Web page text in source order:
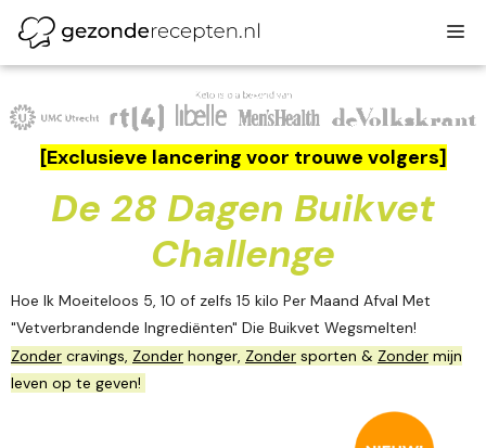
naar
de
[Exclusieve lancering voor trouwe volgers]
De 28 Dagen Buikvet
Challenge
Hoe Ik Moeiteloos 5, 10 of zelfs 15 kilo Per Maand Afval Met
"Vetverbrandende Ingrediënten" Die Buikvet Wegsmelten!
Zonder cravings, Zonder honger, Zonder sporten & Zonder mijn
leven op te geven!